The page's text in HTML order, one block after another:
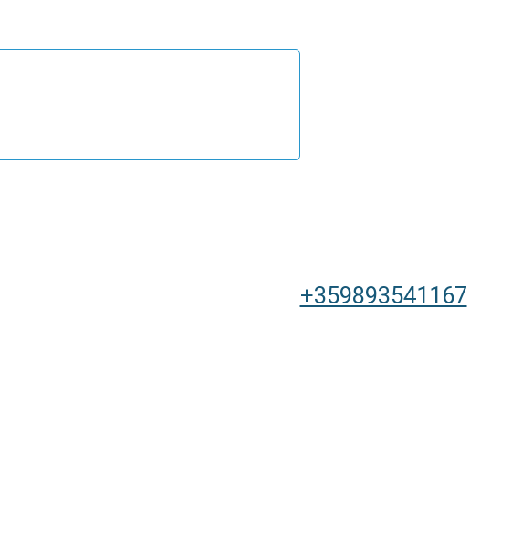
+359893541167